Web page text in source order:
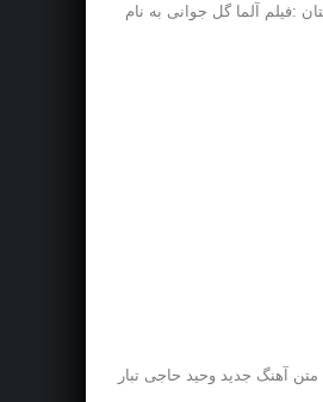
داستان :فیلم آلما گل جوانی به نام
آهنگ جدید وحید حاجی تبار